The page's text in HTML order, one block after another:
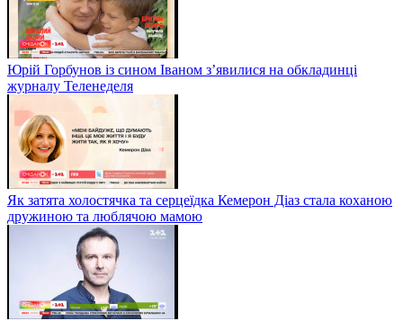
Юрій Горбунов із сином Іваном з’явилися на обкладинці
журналу Теленеделя
Як затята холостячка та серцеїдка Кемерон Діаз стала коханою
дружиною та люблячою мамою